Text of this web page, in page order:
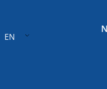
EN